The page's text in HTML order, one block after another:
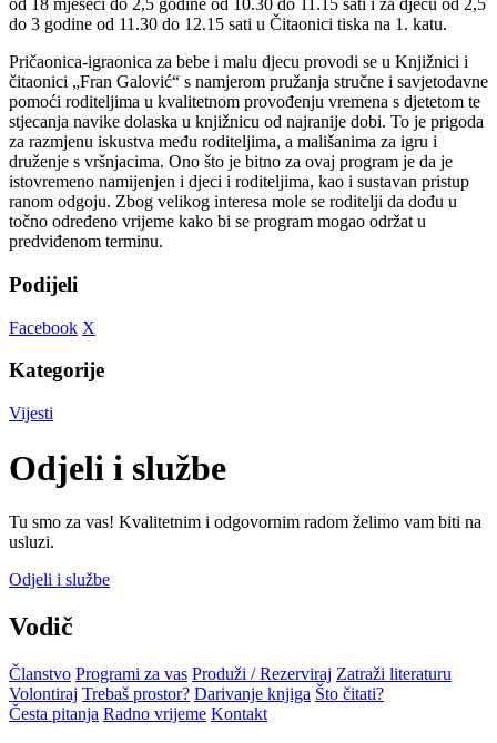
od 18 mjeseci do 2,5 godine od 10.30 do 11.15 sati i za djecu od 2,5
do 3 godine od 11.30 do 12.15 sati u Čitaonici tiska na 1. katu.
Pričaonica-igraonica za bebe i malu djecu provodi se u Knjižnici i
čitaonici „Fran Galović“ s namjerom pružanja stručne i savjetodavne
pomoći roditeljima u kvalitetnom provođenju vremena s djetetom te
stjecanja navike dolaska u knjižnicu od najranije dobi. To je prigoda
za razmjenu iskustva među roditeljima, a mališanima za igru i
druženje s vršnjacima. Ono što je bitno za ovaj program je da je
istovremeno namijenjen i djeci i roditeljima, kao i sustavan pristup
ranom odgoju. Zbog velikog interesa mole se roditelji da dođu u
točno određeno vrijeme kako bi se program mogao održat u
predviđenom terminu.
Podijeli
Facebook X
Kategorije
Vijesti
Odjeli i službe
Tu smo za vas! Kvalitetnim i odgovornim radom želimo vam biti na
usluzi.
Odjeli i službe
Vodič
Članstvo Programi za vas Produži / Rezerviraj Zatraži literaturu
Volontiraj Trebaš prostor? Darivanje knjiga Što čitati?
Česta pitanja Radno vrijeme Kontakt